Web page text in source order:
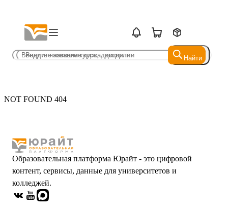
Найти
Найти
NOT FOUND 404
Образовательная платформа Юрайт - это цифровой
контент, сервисы, данные для университетов и
колледжей.